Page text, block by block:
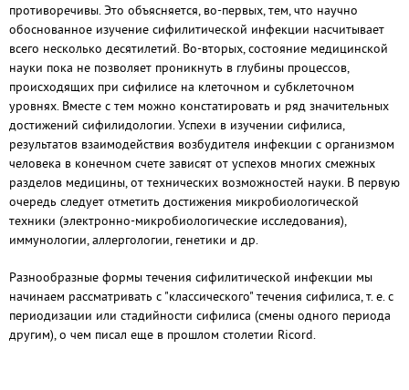
противоречивы. Это объясняется, во-первых, тем, что научно
обоснованное изучение сифилитической инфекции насчитывает
всего несколько десятилетий. Во-вторых, состояние медицинской
науки пока не позволяет проникнуть в глубины процессов,
происходящих при сифилисе на клеточном и субклеточном
уровнях. Вместе с тем можно констатировать и ряд значительных
достижений сифилидологии. Успехи в изучении сифилиса,
результатов взаимодействия возбудителя инфекции с организмом
человека в конечном счете зависят от успехов многих смежных
разделов медицины, от технических возможностей науки. В первую
очередь следует отметить достижения микробиологической
техники (электронно-микробиологические исследования),
иммунологии, аллергологии, генетики и др.
Разнообразные формы течения сифилитической инфекции мы
начинаем рассматривать с "классического" течения сифилиса, т. е. с
периодизации или стадийности сифилиса (смены одного периода
другим), о чем писал еще в прошлом столетии Ricord.